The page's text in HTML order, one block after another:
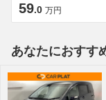
59.0 万円
あなたにおすす